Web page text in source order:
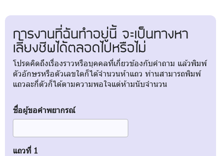
การงานที่ฉันทำอยู่นี้ จะเป็นทางหา
เลี้ยงชีพได้ตลอดไปหรือไม่
โปรดคิดถึงเรื่องราวหรือบุคคลที่เกี่ยวข้องกับคำถาม แล้วพิมพ์
ตัวอักษรหรือตัวเลขใดก็ได้จำนวนห้าแถว ท่านสามารถพิมพ์
แถวละกี่ตัวก็ได้ตามความพอใจแต่ห้ามนับจำนวน
ชื่อผู้ขอคำพยากรณ์
แถวที่ 1